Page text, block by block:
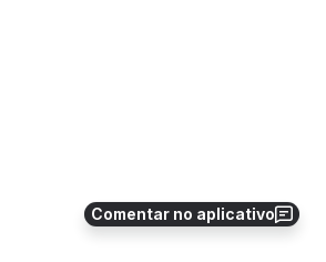
Comentar no aplicativo